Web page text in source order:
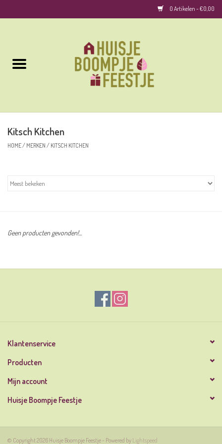
0 Artikelen - €0,00
Woonaccessoires
Kitsch Kitchen
HOME/ MERKEN / KITSCH KITCHEN
Geen producten gevonden!...
Klantenservice
Producten
Mijn account
Huisje Boompje Feestje
© Copyright 2026 Huisje Boompje Feestje - Powered by Lightspeed